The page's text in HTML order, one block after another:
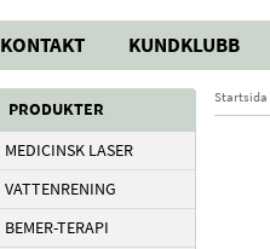
KONTAKT KUNDKLUBB
PRODUKTER
MEDICINSK LASER
VATTENRENING
BEMER-TERAPI
Startsida